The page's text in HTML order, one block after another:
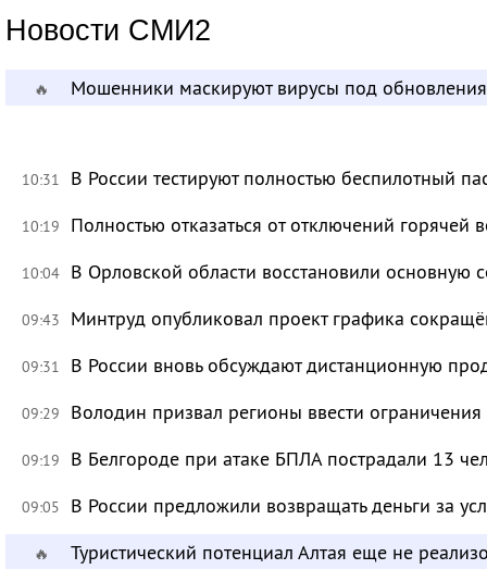
Новости СМИ2
🔥 Мошенники маскируют вирусы под
10:31 В России тестируют полностью беспилотный
10:19 Полностью отказаться от отключений горячей
10:04 В Орловской области восстановили основную
09:43 Минтруд опубликовал проект графика
09:31 В России вновь обсуждают дистанционную
09:29 Володин призвал регионы ввести
09:19 В Белгороде при атаке БПЛА пострадали 13
09:05 В России предложили возвращать деньги за
🔥 Туристический потенциал Алтая еще не